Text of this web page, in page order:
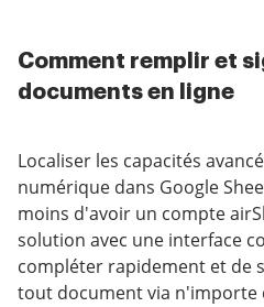
Comment remplir et
documents en ligne
Localiser les capacités
numérique dans Google
moins d'avoir un compte
solution avec une interface
compléter rapidement et de
tout document via n'importe